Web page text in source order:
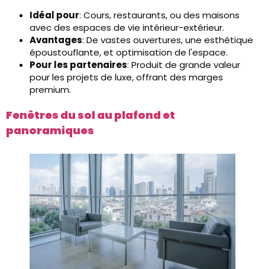
Idéal pour: Cours, restaurants, ou des maisons
avec des espaces de vie intérieur-extérieur.
Avantages: De vastes ouvertures, une esthétique
époustouflante, et optimisation de l'espace.
Pour les partenaires: Produit de grande valeur
pour les projets de luxe, offrant des marges
premium.
Fenêtres du sol au plafond et
panoramiques